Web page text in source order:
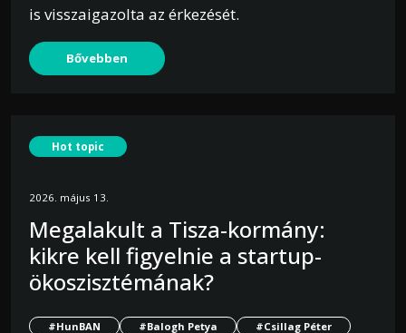
is visszaigazolta az érkezését.
Bővebben
Hot topic
2026. május 13.
Megalakult a Tisza-kormány:
kikre kell figyelnie a startup-
ökoszisztémának?
#HunBAN #Balogh Petya
#Csillag Péter